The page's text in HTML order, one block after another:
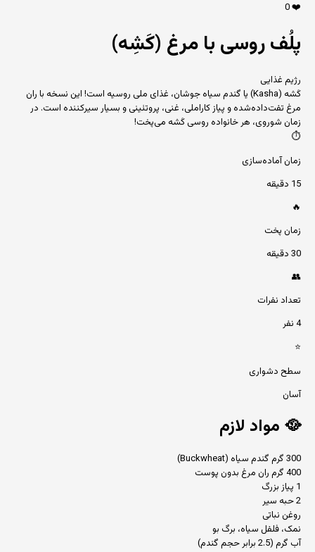
❤️
0
پلُف روسی با مرغ (کَشِه)
رژیم غذایی
کَشه (Kasha) یا گندم سیاه جوشان، غذای ملی روسیه است! این نسخه با ران
مرغ تفت‌داده‌شده و پیاز کاراملی، غنی، پروتئینی و بسیار سیرکننده است. در
زمان شوروی، هر خانواده روسی کَشه می‌پخت!
⏱️
زمان آماده‌سازی
15 دقیقه
🔥
زمان پخت
30 دقیقه
👥
تعداد نفرات
4 نفر
⭐
سطح دشواری
آسان
🥘 مواد لازم
300 گرم گندم سیاه (Buckwheat)
400 گرم ران مرغ بدون پوست
1 پیاز بزرگ
2 حبه سیر
روغن نباتی
نمک، فلفل سیاه، برگ بو
آب گرم (2.5 برابر حجم گندم)